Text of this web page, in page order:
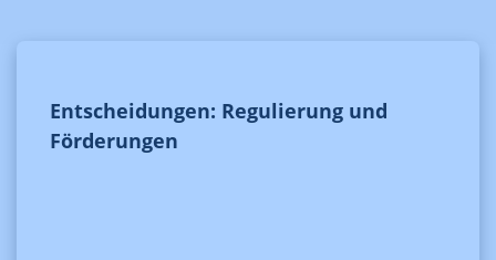
Entscheidungen: Regulierung und
Förderungen